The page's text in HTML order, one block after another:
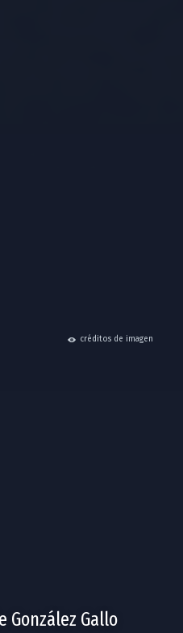
hide
créditos de imagen
González Gallo